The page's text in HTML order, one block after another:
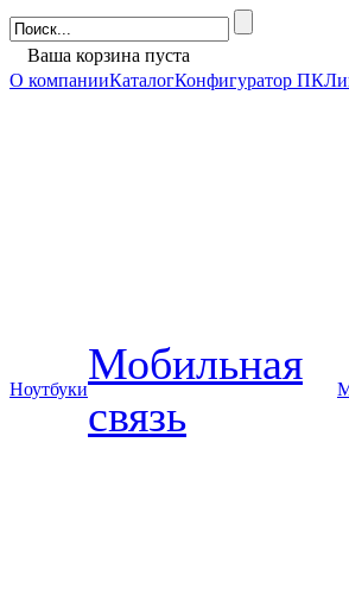
Ваша корзина пуста
О компанииКаталогКонфигуратор ПК
Ноутбуки
Мобильная
связь